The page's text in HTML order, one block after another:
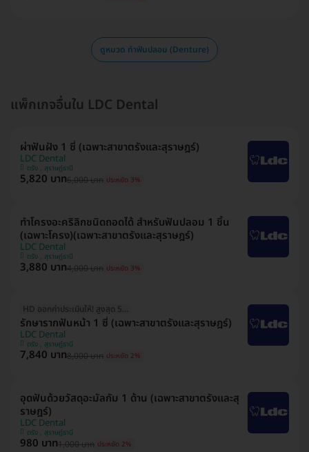
ดูหมวด ทำฟันปลอม (Denture)
แพ็กเกจอื่นใน LDC Dental
ผ่าฟันฝัง 1 ซี่ (เฉพาะสาขาตรังและสุราษฎร์)
LDC Dental
ตรัง , สุราษฎ์ธานี
5,820 บาท6,000 บาท ประหยัด 3%
ทำโครงอะคริลิกชนิดถอดได้ สำหรับฟันปลอม 1 ชิ้น
(เฉพาะโครง)(เฉพาะสาขาตรังและสุราษฎร์)
LDC Dental
ตรัง , สุราษฎ์ธานี
3,880 บาท4,000 บาท ประหยัด 3%
HD ออกค่าประเมินให้! สูงสุด 500 บ.
รักษารากฟันหน้า 1 ซี่ (เฉพาะสาขาตรังและสุราษฎร์)
LDC Dental
ตรัง , สุราษฎ์ธานี
7,840 บาท8,000 บาท ประหยัด 2%
อุดฟันด้วยวัสดุอะมัลกัม 1 ด้าน (เฉพาะสาขาตรังและสุ
ราษฎร์)
LDC Dental
ตรัง , สุราษฎ์ธานี
980 บาท1,000 บาท ประหยัด 2%